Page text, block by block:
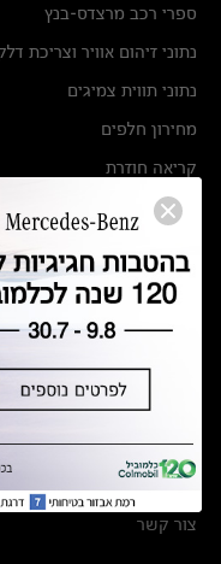
ספרי רכב מרצדס-בנץ
נתוני זיהום אוויר וצריכת
נתוני תווית צמיגים
מחירון חלפים
קריאה חוזרת
הודעה על הטבות לרכבי מרצדס
תקנון ימי מכירות 120 לכלמוביל
מצאו אותנו
אולמות תצוגה
מרכזי שירות
צור קשר